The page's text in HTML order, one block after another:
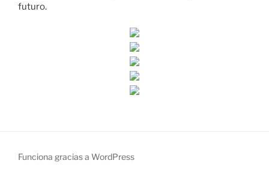
futuro.
Funciona gracias a WordPress